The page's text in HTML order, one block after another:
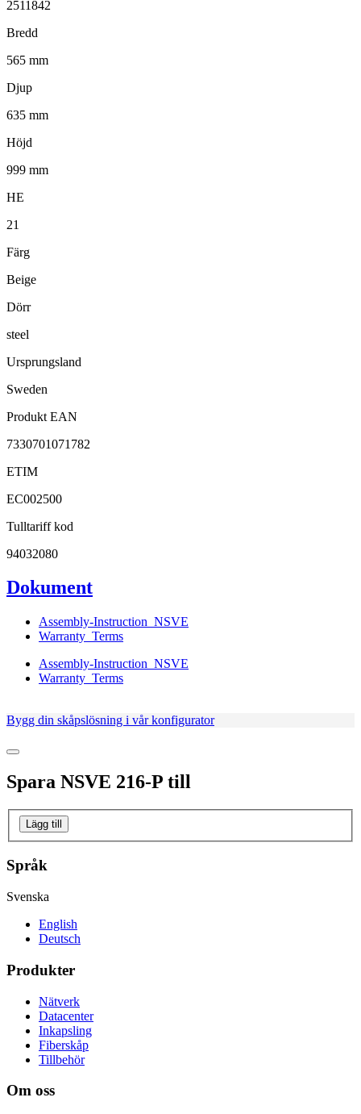
2511842
Bredd
565 mm
Djup
635 mm
Höjd
999 mm
HE
21
Färg
Beige
Dörr
steel
Ursprungsland
Sweden
Produkt EAN
7330701071782
ETIM
EC002500
Tulltariff kod
94032080
Dokument
Assembly-Instruction_NSVE
Warranty_Terms
Assembly-Instruction_NSVE
Warranty_Terms
Bygg din skåpslösning i vår konfigurator
Spara NSVE 216-P till
Lägg till
Språk
Svenska
English
Deutsch
Produkter
Nätverk
Datacenter
Inkapsling
Fiberskåp
Tillbehör
Om oss